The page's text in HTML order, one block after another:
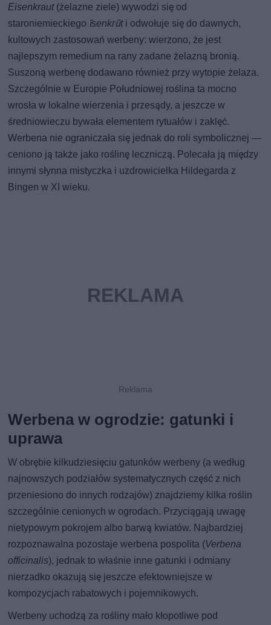
Eisenkraut (żelazne ziele) wywodzi się od
staroniemieckiego īsenkrūti odwołuje się do dawnych,
kultowych zastosowań werbeny: wierzono, że jest
najlepszym remedium na rany zadane żelazną bronią.
Suszoną werbenę dodawano również przy wytopie żelaza.
Szczególnie w Europie Południowej roślina ta mocno
wrosła w lokalne wierzenia i przesądy, a jeszcze w
średniowieczu bywała elementem rytuałów i zaklęć.
Werbena nie ograniczała się jednak do roli symbolicznej —
ceniono ją także jako roślinę leczniczą. Polecała ją między
innymi słynna mistyczka i uzdrowicielka Hildegarda z
Bingen w XI wieku.
Werbena w ogrodzie: gatunki i
uprawa
W obrębie kilkudziesięciu gatunków werbeny (a według
najnowszych podziałów systematycznych część z nich
przeniesiono do innych rodzajów) znajdziemy kilka roślin
szczególnie cenionych w ogrodach. Przyciągają uwagę
nietypowym pokrojem albo barwą kwiatów. Najbardziej
rozpoznawalna pozostaje werbena pospolita (Verbena
officinalis), jednak to właśnie inne gatunki i odmiany
nierzadko okazują się jeszcze efektowniejsze w
kompozycjach rabatowych i pojemnikowych.
Werbeny uchodzą za rośliny mało kłopotliwe pod